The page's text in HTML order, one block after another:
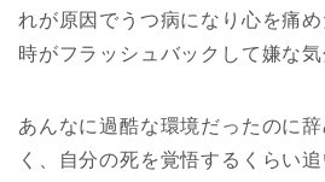
れが原因でうつ病になり心を痛
時がフラッシュバックして嫌な気
あんなに過酷な環境だったのに
く、自分の死を覚悟するくらい